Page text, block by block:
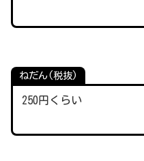
ねだん(税抜)
250円くらい